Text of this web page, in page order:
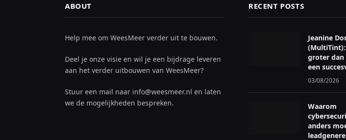
ABOUT
Help mee om WeesMeer verder uit te bouwen.
Deel je onze visie en wil je een bijdrage leveren
aan het verder uitbouwen van WeesMeer?
Stuur een mail naar info@weesmeer.nl en laten
we de mogelijkheden bespreken.
RECENT POSTS
Jeanine
groter dan
een
03/08/2026
Waarom
anders